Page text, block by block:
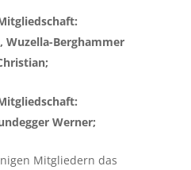
Wuzella-Berghammer
Werner;
Mitgliedern das